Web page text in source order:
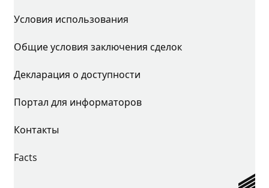
Условия использования
Общие условия заключения сделок
Декларация о доступности
Портал для информаторов
Контакты
Facts